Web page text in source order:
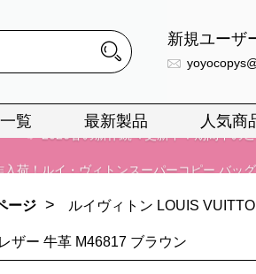
新規ユーザ
覧 最新製品 人気商
入荷！ルイ・ヴィトンスーパーコピー バッ
は正真正銘のn級スーパーコピーのみ取扱
📢 2026春の新作続々更新中！期間中の
ージ > ルイヴィトン LOUIS
ザー 牛革 M46817 ブラウン